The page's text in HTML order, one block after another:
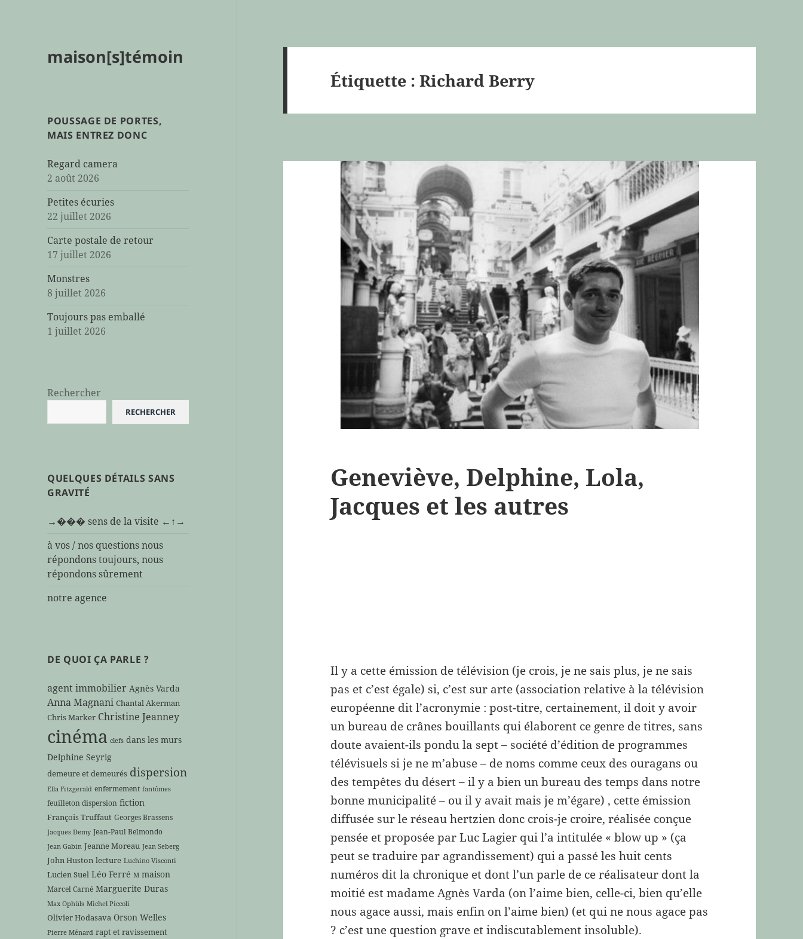
maison[s]témoin
POUSSAGE DE PORTES,
MAIS ENTREZ DONC
Regard camera
2 août 2026
Petites écuries
22 juillet 2026
Carte postale de retour
17 juillet 2026
Monstres
8 juillet 2026
Toujours pas emballé
1 juillet 2026
Rechercher
RECHERCHER
QUELQUES DÉTAILS SANS
GRAVITÉ
→��� sens de la visite ←↑→
à vos / nos questions nous
répondons toujours, nous
répondons sûrement
notre agence
DE QUOI ÇA PARLE ?
agent immobilier Agnès Varda
Anna Magnani Chantal Akerman
Chris Marker Christine Jeanney
cinéma clefs dans les murs
Delphine Seyrig
demeure et demeurés dispersion
Ella Fitzgerald enfermement fantômes
feuilleton dispersion fiction
François Truffaut Georges Brassens
Jacques Demy Jean-Paul Belmondo
Jean Gabin Jeanne Moreau Jean Seberg
John Huston lecture Luchino Visconti
Lucien Suel Léo Ferré M maison
Marcel Carné Marguerite Duras
Max Ophüls Michel Piccoli
Olivier Hodasava Orson Welles
Pierre Ménard rapt et ravissement
Étiquette :Richard Berry
Geneviève, Delphine, Lola,
Jacques et les autres
Il y a cette émission de télévision (je crois, je ne sais plus, je ne sais
pas et c’est égale) si, c’est sur arte (association relative à la télévision
européenne dit l’acronymie : post-titre, certainement, il doit y avoir
un bureau de crânes bouillants qui élaborent ce genre de titres, sans
doute avaient-ils pondu la sept – société d’édition de programmes
télévisuels si je ne m’abuse – de noms comme ceux des ouragans ou
des tempêtes du désert – il y a bien un bureau des temps dans notre
bonne municipalité – ou il y avait mais je m’égare) , cette émission
diffusée sur le réseau hertzien donc crois-je croire, réalisée conçue
pensée et proposée par Luc Lagier qui l’a intitulée « blow up » (ça
peut se traduire par agrandissement) qui a passé les huit cents
numéros dit la chronique et dont l’un parle de ce réalisateur dont la
moitié est madame Agnès Varda (on l’aime bien, celle-ci, bien qu’elle
nous agace aussi, mais enfin on l’aime bien) (et qui ne nous agace pas
? c’est une question grave et indiscutablement insoluble).